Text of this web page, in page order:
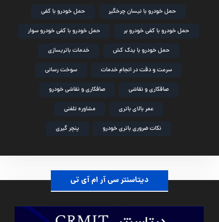
حمل خودرو با نیسان چرخگیر حمل خودرو با کفی
حمل خودرو با کفی خودرو بر حمل خودرو با کفی خودرو سوار
حمل خودرو با یدک کش خدمات باتریسازی
سرعت و دقت در انجام خدمات سوخت رسانی
صافکاری و نقاشی صافکاری و نقاشی خودرو
عمر بالای باتری مشاوره تلفنی
نکات ضروری باتری خودرو پنچر گیری
دیتاسنتر سی آر ام آی تی